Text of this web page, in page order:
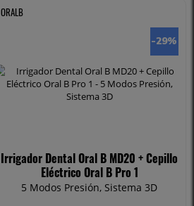
ORALB
-29%
Irrigador Dental Oral B MD20 + Cepillo
Eléctrico Oral B Pro 1
5 Modos Presión, Sistema 3D